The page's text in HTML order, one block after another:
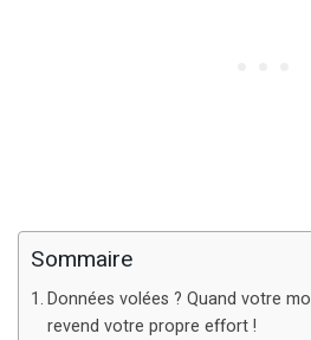
Sommaire
Données volées ? Quand votre
revend votre propre effort !